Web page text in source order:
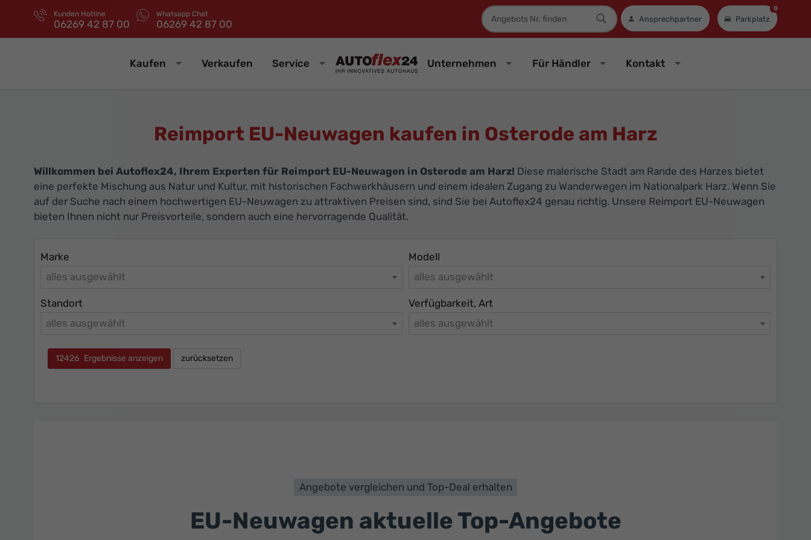
Kunden Hotline
06269 42 87 00
Whatsapp Chat
06269 42 87 00
Fahrzeugnummer
Ansprechpartner Parkplatz
0
Kaufen Verkaufen Service Unternehmen Für Händler Kontakt
Reimport EU-Neuwagen kaufen in Osterode am Harz
Willkommen bei Autoflex24, Ihrem Experten für Reimport EU-Neuwagen in Osterode am Harz! Diese malerische Stadt am Rande des Harzes bietet
eine perfekte Mischung aus Natur und Kultur, mit historischen Fachwerkhäusern und einem idealen Zugang zu Wanderwegen im Nationalpark Harz. Wenn Sie
auf der Suche nach einem hochwertigen EU-Neuwagen zu attraktiven Preisen sind, sind Sie bei Autoflex24 genau richtig. Unsere Reimport EU-Neuwagen
bieten Ihnen nicht nur Preisvorteile, sondern auch eine hervorragende Qualität.
Marke
alles ausgewählt
Modell
alles ausgewählt
Standort
alles ausgewählt
Verfügbarkeit, Art
alles ausgewählt
12426 Ergebnisse anzeigen zurücksetzen
Angebote vergleichen und Top-Deal erhalten
EU-Neuwagen aktuelle Top-Angebote